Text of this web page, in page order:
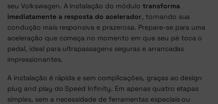
seu Volkswagen. A instalação do módulo transforma
imediatamente a resposta do acelerador, tornando sua
condução mais responsiva e prazerosa. Prepare-se para uma
aceleração que começa no momento em que seu pé toca o
pedal, ideal para ultrapassagens seguras e arrancadas
impressionantes.
A instalação é rápida e sem complicações, graças ao design
plug and play do Speed Infinity. Em apenas quatro etapas
simples, sem a necessidade de ferramentas especiais ou